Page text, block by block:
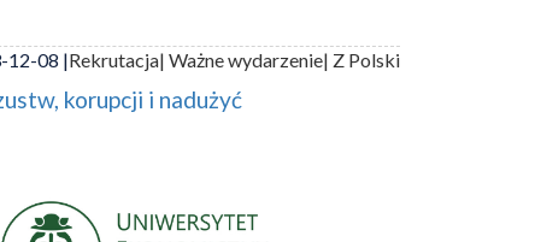
12-08 |Rekrutacja| Ważne wydarzenie| Z Polski
korupcji i nadużyć